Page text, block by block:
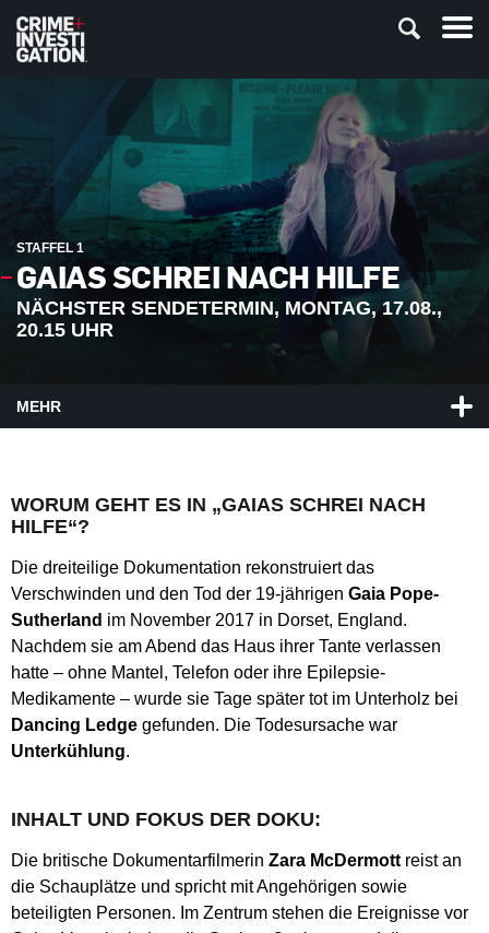
STAFFEL 1
GAIAS SCHREI NACH HILFE
NÄCHSTER SENDETERMIN, MONTAG, 17.08.,
20.15 UHR
MEHR
WORUM GEHT ES IN „GAIAS SCHREI NACH
HILFE“?
Die dreiteilige Dokumentation rekonstruiert das
Verschwinden und den Tod der 19-jährigen Gaia Pope-
Sutherland im November 2017 in Dorset, England.
Nachdem sie am Abend das Haus ihrer Tante verlassen
hatte – ohne Mantel, Telefon oder ihre Epilepsie-
Medikamente – wurde sie Tage später tot im Unterholz bei
Dancing Ledge gefunden. Die Todesursache war
Unterkühlung.
INHALT UND FOKUS DER DOKU:
Die britische Dokumentarfilmerin Zara McDermott reist an
die Schauplätze und spricht mit Angehörigen sowie
beteiligten Personen. Im Zentrum stehen die Ereignisse vor